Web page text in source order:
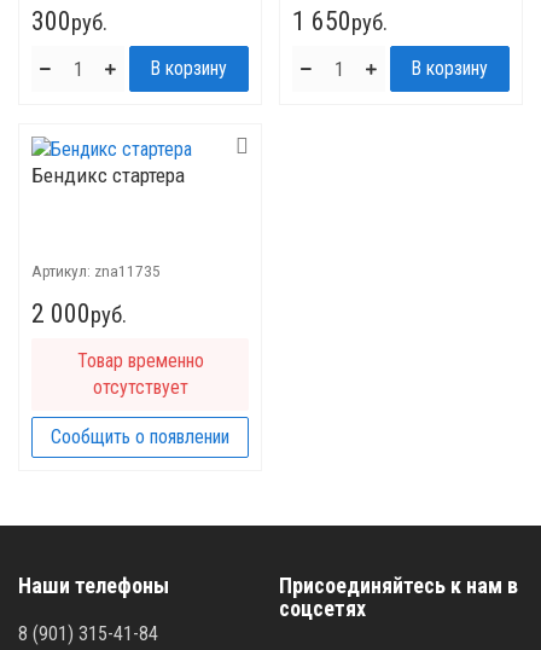
300руб. 1 650руб.
Бендикс стартера
Артикул: znа11735
2 000руб.
Товар временно
отсутствует
Сообщить о появлении
Наши телефоны
8 (901) 315-41-84
Присоединяйтесь к нам в
соцсетях